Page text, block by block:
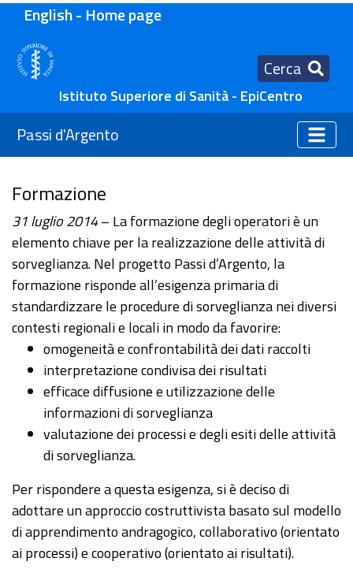
English - Home page
Cerca
Istituto Superiore di Sanità - EpiCentro
Passi d'Argento
Formazione
31 luglio 2014– La formazione degli operatori è un
elemento chiave per la realizzazione delle attività di
sorveglianza. Nel progetto Passi d’Argento, la
formazione risponde all’esigenza primaria di
standardizzare le procedure di sorveglianza nei diversi
contesti regionali e locali in modo da favorire:
omogeneità e confrontabilità dei dati raccolti
interpretazione condivisa dei risultati
efficace diffusione e utilizzazione delle
informazioni di sorveglianza
valutazione dei processi e degli esiti delle attività
di sorveglianza.
Per rispondere a questa esigenza, si è deciso di
adottare un approccio costruttivista basato sul modello
di apprendimento andragogico, collaborativo (orientato
ai processi) e cooperativo (orientato ai risultati).